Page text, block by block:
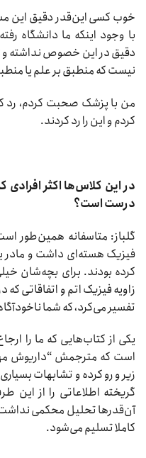
خوب کسی این‌قدر دقیق این
با وجود اینکه ما دانشگاه
دقیق در این خصوص نداشته و
نیست که منطبق بر علم یا
من با پزشک صحبت کردم، رد
کردم و این را رد کردند.
در این کلاس‌ها اکثر
درست است؟
گلباز: متاسفانه همین‌طور
فیزیک هسته‌ای داشت و مادر
کرده بودند. برای بچه‌شان
زاویه فیزیک اتم و اتفاقاتی
تفسیر می‌کرد، که شما
یکی از کتاب‌هایی که ما را
است که مترجمش “داریوش
زیر و رو کرده و تشابهات
گریخته اطلاعاتی را از این
آن‌قدرها تحلیل محکمی
کاملا تسلیم می‌شود.